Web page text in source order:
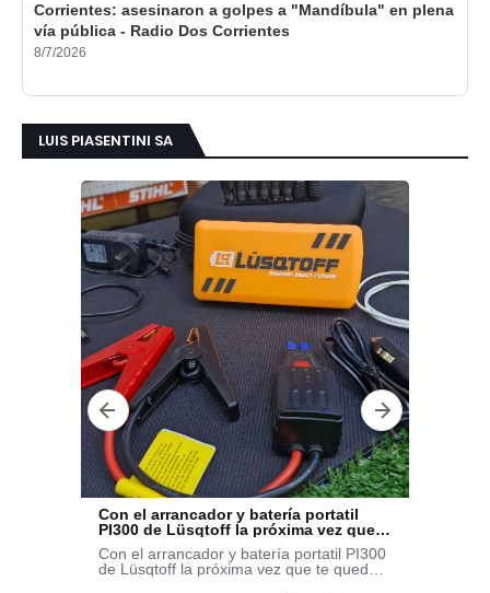
Corrientes: asesinaron a golpes a "Mandíbula" en plena
vía pública - Radio Dos Corrientes
8/7/2026
LUIS PIASENTINI SA